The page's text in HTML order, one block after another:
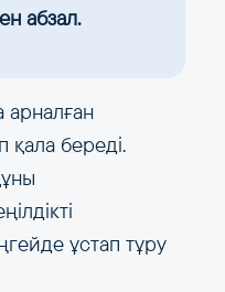
абзал.
қала береді.
ұстап тұру